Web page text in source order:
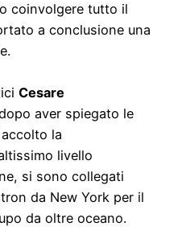
coinvolgere tutto il
a conclusione una
Cesare
aver spiegato le
la
livello
si sono collegati
da New York per il
da oltre oceano.